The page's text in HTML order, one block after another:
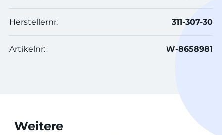
Herstellernr: 311-307-30
Artikelnr: W-8658981
Weitere